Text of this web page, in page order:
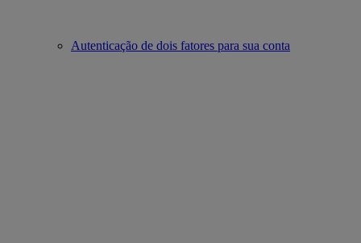
Autenticação de dois fatores para sua conta